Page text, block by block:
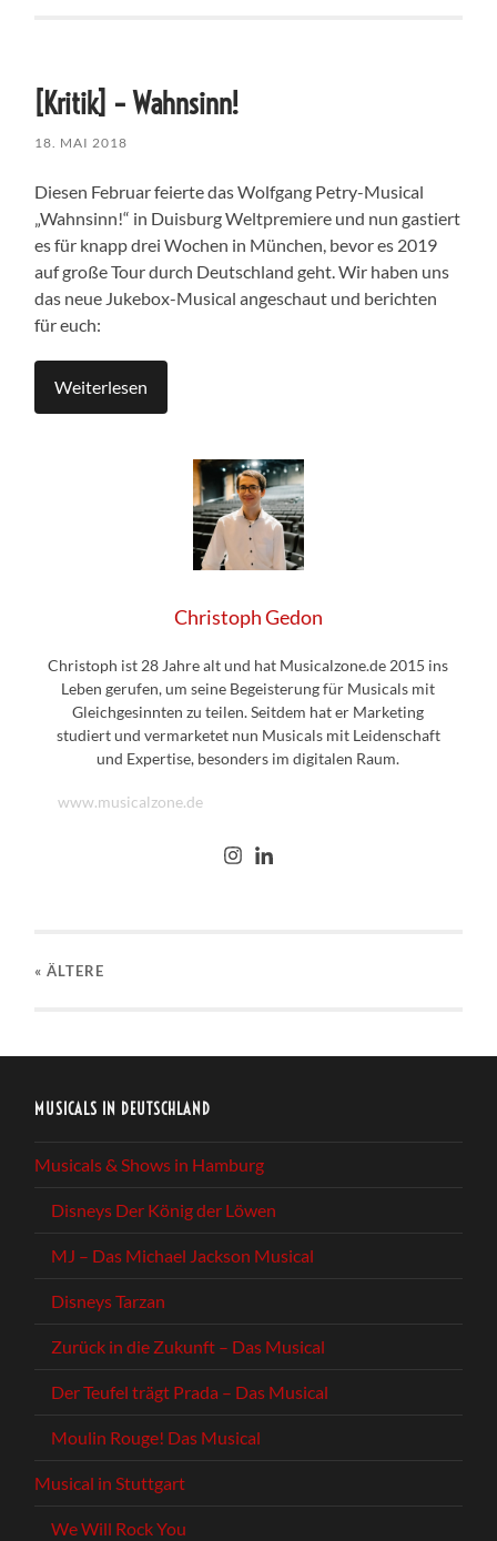
[Kritik] – Wahnsinn!
18. MAI 2018
Diesen Februar feierte das Wolfgang Petry-Musical
„Wahnsinn!“ in Duisburg Weltpremiere und nun gastiert
es für knapp drei Wochen in München, bevor es 2019
auf große Tour durch Deutschland geht. Wir haben uns
das neue Jukebox-Musical angeschaut und berichten
für euch:
Weiterlesen
Christoph Gedon
Christoph ist 28 Jahre alt und hat Musicalzone.de 2015 ins
Leben gerufen, um seine Begeisterung für Musicals mit
Gleichgesinnten zu teilen. Seitdem hat er Marketing
studiert und vermarketet nun Musicals mit Leidenschaft
und Expertise, besonders im digitalen Raum.
www.musicalzone.de
« ÄLTERE
MUSICALS IN DEUTSCHLAND
Musicals & Shows in Hamburg
Disneys Der König der Löwen
MJ – Das Michael Jackson Musical
Disneys Tarzan
Zurück in die Zukunft – Das Musical
Der Teufel trägt Prada – Das Musical
Moulin Rouge! Das Musical
Musical in Stuttgart
We Will Rock You